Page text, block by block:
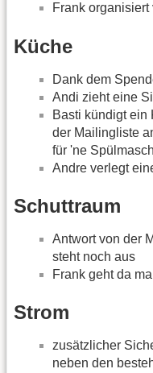
Frank
Küche
Dank dem
Andi zieht eine
Basti kündigt ein
der Mailingliste
für 'ne
Andre verlegt
Schuttraum
Antwort von der
steht noch aus
Frank geht da
Strom
zusätzlicher
neben den